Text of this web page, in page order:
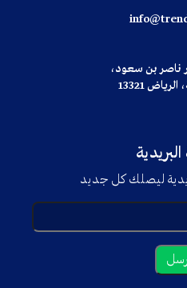
ناصر بن سعود،
13321
البريدية
ليصلك كل جديد